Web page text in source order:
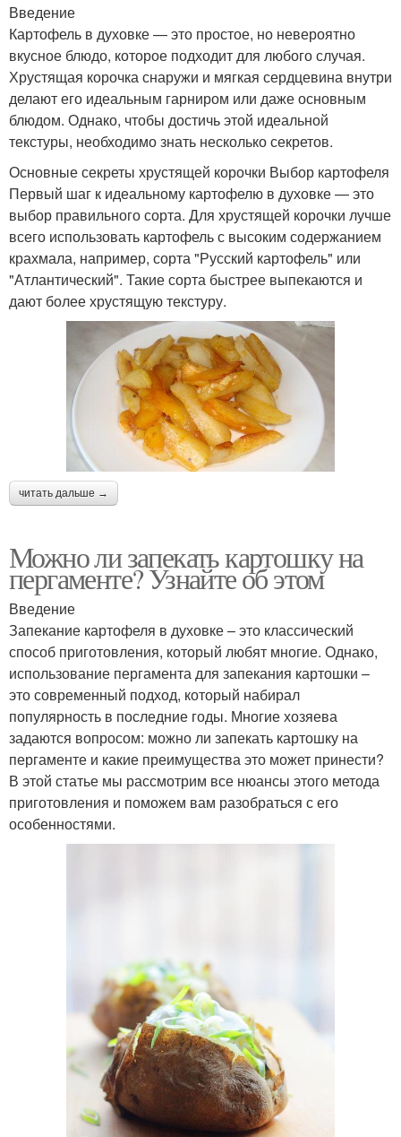
Введение
Картофель в духовке — это простое, но невероятно
вкусное блюдо, которое подходит для любого случая.
Хрустящая корочка снаружи и мягкая сердцевина внутри
делают его идеальным гарниром или даже основным
блюдом. Однако, чтобы достичь этой идеальной
текстуры, необходимо знать несколько секретов.
Основные секреты хрустящей корочки Выбор картофеля
Первый шаг к идеальному картофелю в духовке — это
выбор правильного сорта. Для хрустящей корочки лучше
всего использовать картофель с высоким содержанием
крахмала, например, сорта "Русский картофель" или
"Атлантический". Такие сорта быстрее выпекаются и
дают более хрустящую текстуру.
читать дальше →
Можно ли запекать картошку на
пергаменте? Узнайте об этом
Введение
Запекание картофеля в духовке – это классический
способ приготовления, который любят многие. Однако,
использование пергамента для запекания картошки –
это современный подход, который набирал
популярность в последние годы. Многие хозяева
задаются вопросом: можно ли запекать картошку на
пергаменте и какие преимущества это может принести?
В этой статье мы рассмотрим все нюансы этого метода
приготовления и поможем вам разобраться с его
особенностями.